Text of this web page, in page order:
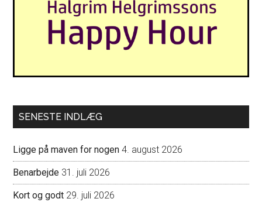
SENESTE INDLÆG
Ligge på maven for nogen 4. august 2026
Benarbejde 31. juli 2026
Kort og godt 29. juli 2026